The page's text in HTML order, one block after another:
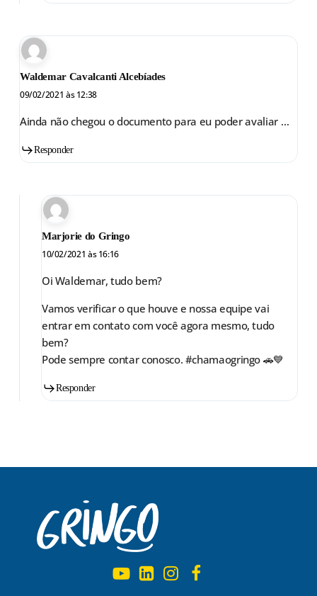
Waldemar Cavalcanti Alcebíades
09/02/2021 às 12:38
Ainda não chegou o documento para eu poder avaliar …
Responder
Marjorie do Gringo
10/02/2021 às 16:16
Oi Waldemar, tudo bem?
Vamos verificar o que houve e nossa equipe vai
entrar em contato com você agora mesmo, tudo
bem?
Pode sempre contar conosco. #chamaogringo 🚗💙
Responder